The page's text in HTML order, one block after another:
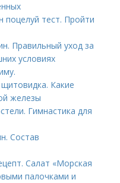
поцелуй тест. Пройти
Правильный уход за
условиях
Какие
железы
Гимнастика для
Состав
Салат «Морская
палочками и